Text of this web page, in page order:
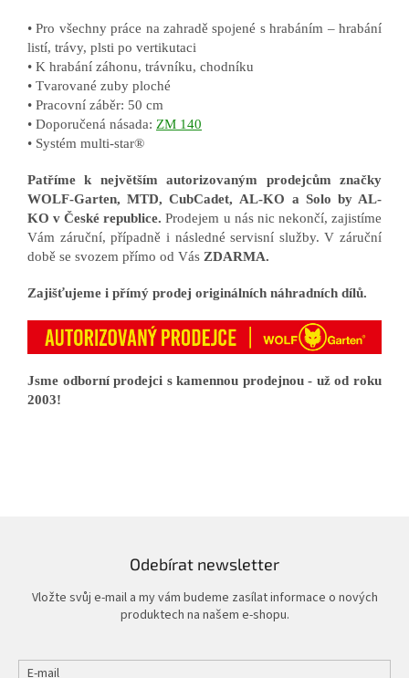
• Pro všechny práce na zahradě spojené s hrabáním – hrabání
listí, trávy, plsti po vertikutaci
• K hrabání záhonu, trávníku, chodníku
• Tvarované zuby ploché
• Pracovní záběr: 50 cm
• Doporučená násada: ZM 140
• Systém multi-star®
Patříme k největším autorizovaným prodejcům značky
WOLF-Garten, MTD, CubCadet, AL-KO a Solo by AL-
KO v České republice.Prodejem u nás nic nekončí, zajistíme
Vám záruční, případně i následné servisní služby. V záruční
době se svozem přímo od Vás ZDARMA.
Zajišťujeme i přímý prodej originálních náhradních dílů.
Jsme odborní prodejci s kamennou prodejnou - už od roku
2003!
Odebírat newsletter
Vložte svůj e-mail a my vám budeme zasílat informace o nových
produktech na našem e-shopu.
E-mail